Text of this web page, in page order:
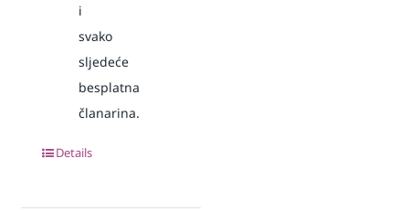
i
svako
sljedeće
besplatna
članarina.
Details